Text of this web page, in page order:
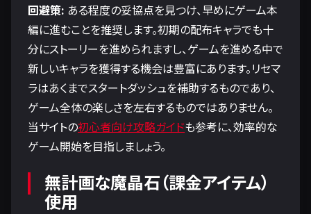
回避策: ある程度の妥協点を見つけ、早めにゲーム本
編に進むことを推奨します。初期の配布キャラでも十
分にストーリーを進められますし、ゲームを進める中で
新しいキャラを獲得する機会は豊富にあります。リセマ
ラはあくまでスタートダッシュを補助するものであり、
ゲーム全体の楽しさを左右するものではありません。
当サイトの初心者向け攻略ガイドも参考に、効率的な
ゲーム開始を目指しましょう。
無計画な魔晶石（課金アイテム）
使用